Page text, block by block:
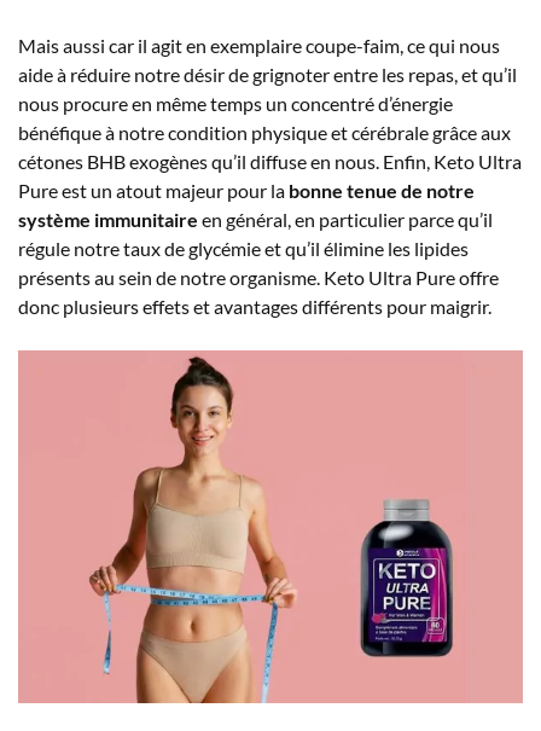
Mais aussi car il agit en exemplaire coupe-faim, ce qui nous
aide à réduire notre désir de grignoter entre les repas, et qu’il
nous procure en même temps un concentré d’énergie
bénéfique à notre condition physique et cérébrale grâce aux
cétones BHB exogènes qu’il diffuse en nous. Enfin, Keto Ultra
Pure est un atout majeur pour la bonne tenue de notre
système immunitaire en général, en particulier parce qu’il
régule notre taux de glycémie et qu’il élimine les lipides
présents au sein de notre organisme. Keto Ultra Pure offre
donc plusieurs effets et avantages différents pour maigrir.